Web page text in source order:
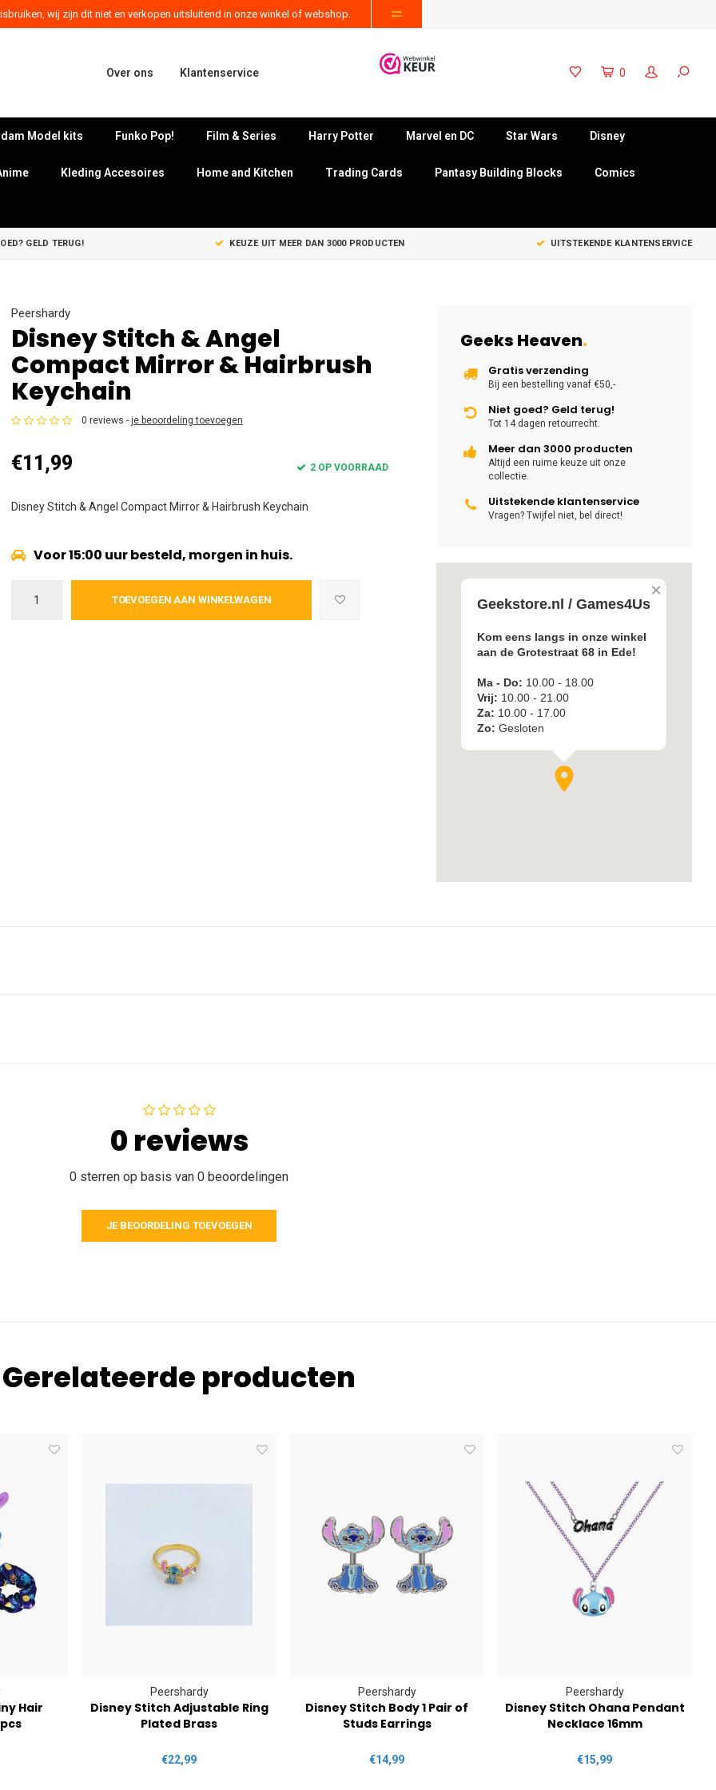
wij zijn dit niet en verkopen uitsluitend in onze winkel of webshop.
Over ons Klantenservice 0
Model kits Funko Pop! Film & Series Harry Potter Marvel en DC Star Wars Disney
Kleding Accesoires Home and Kitchen Trading Cards Pantasy Building Blocks Comics
GELD TERUG! KEUZE UIT MEER DAN 3000 PRODUCTEN UITSTEKENDE KLANTENSERVICE
Peershardy
Disney Stitch & Angel
Compact Mirror & Hairbrush
Keychain
0 reviews - je beoordeling toevoegen
€11,99 2 OP VOORRAAD
Disney Stitch & Angel Compact Mirror & Hairbrush Keychain
Voor 15:00 uur besteld, morgen in huis.
TOEVOEGEN AAN WINKELWAGEN
Geeks Heaven.
Gratis verzending
Bij een bestelling vanaf €50,-
Niet goed? Geld terug!
Tot 14 dagen retourrecht.
Meer dan 3000 producten
Altijd een ruime keuze uit onze
collectie.
Uitstekende klantenservice
Vragen? Twijfel niet, bel direct!
0 reviews
0 sterren op basis van 0 beoordelingen
JE BEOORDELING TOEVOEGEN
Gerelateerde producten
Hair
Peershardy
Disney Stitch Adjustable Ring
Plated Brass
€22,99
Peershardy
Disney Stitch Body 1 Pair of
Studs Earrings
€14,99
Peershardy
Disney Stitch Ohana Pendant
Necklace 16mm
€15,99